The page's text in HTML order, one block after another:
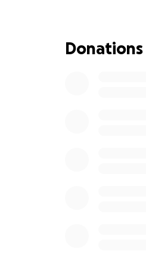
Tu donativo, por
Donations